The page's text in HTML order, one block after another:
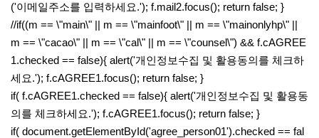
('이메일주소를 입력하세요.'); f.mail2.focus(); return false; }
//if((m == \"main\" || m == \"mainfoot\" || m == \"mainonlyhp\" ||
m == \"cacao\" || m == \"cal\" || m == \"counsel\") && f.cAGREE
1.checked == false){ alert('개인정보수집 및 활용동의를 체크하
세요.'); f.cAGREE1.focus(); return false; }
if( f.cAGREE1.checked == false){ alert('개인정보수집 및 활용동
의를 체크하세요.'); f.cAGREE1.focus(); return false; }
if( document.getElementById('agree_person01').checked == fal